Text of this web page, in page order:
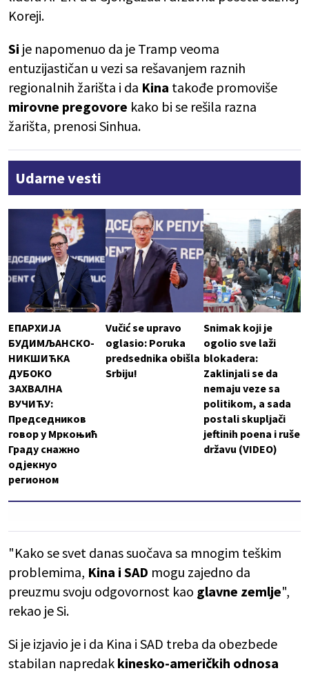
Koreji.
Si je napomenuo da je Tramp veoma
entuzijastičan u vezi sa rešavanjem raznih
regionalnih žarišta i da Kina takođe promoviše
mirovne pregovore kako bi se rešila razna
žarišta, prenosi Sinhua.
Udarne vesti
ЕПАРХИЈА
БУДИМЉАНСКО-
НИКШИЋКА
ДУБОКО
ЗАХВАЛНА
ВУЧИЋУ:
Председников
говор у Мркоњић
Граду снажно
одјекнуо
регионом
Vučić se upravo
oglasio: Poruka
predsednika obišla
Srbiju!
Snimak koji je
ogolio sve laži
blokadera:
Zaklinjali se da
nemaju veze sa
politikom, a sada
postali skupljači
jeftinih poena i ruše
državu (VIDEO)
"Kako se svet danas suočava sa mnogim teškim
problemima, Kina i SAD mogu zajedno da
preuzmu svoju odgovornost kao glavne zemlje",
rekao je Si.
Si je izjavio je i da Kina i SAD treba da obezbede
stabilan napredak kinesko-američkih odnosa